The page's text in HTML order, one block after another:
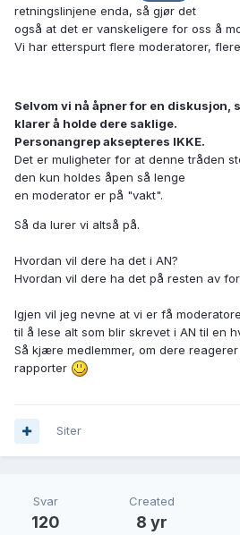
retningslinjene enda, så gjør det
også at det er vanskeligere for oss å
Vi har etterspurt flere moderatorer,
Selvom vi nå åpner for en diskusjon,
klarer å holde dere saklige.
Personangrep aksepteres IKKE.
Det er muligheter for at denne tråden
den kun holdes åpen så lenge
en moderator er på "vakt".
Så da lurer vi altså på.
Hvordan vil dere ha det i AN?
Hvordan vil dere ha det på resten av
Igjen vil jeg nevne at vi er få
til å lese alt som blir skrevet i AN til en
Så kjære medlemmer, om dere
rapporter
Siter
Svar
120
Created
8 yr